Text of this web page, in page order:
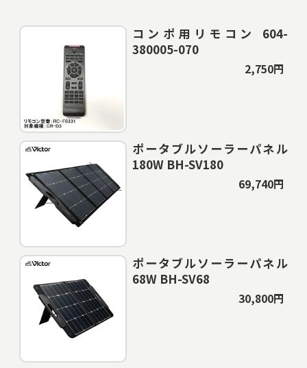
コンポ用リモコン 604-
380005-070
2,750円
ポータブルソーラーパネル
180W BH-SV180
69,740円
ポータブルソーラーパネル
68W BH-SV68
30,800円